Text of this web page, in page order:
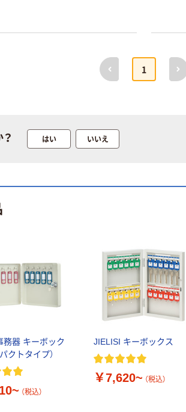
前へ
1
次へ
はい いいえ
務器 キーボック
クトタイプ）
（税込）
JIELISI キーボックス
￥7,620~ （税込）